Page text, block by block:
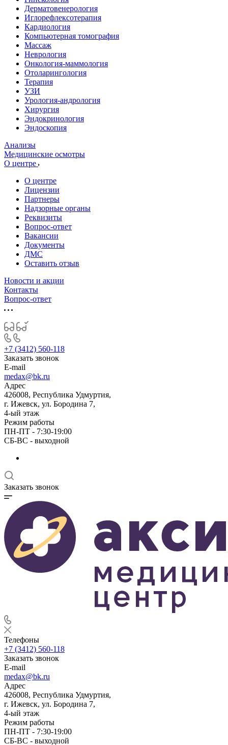
Дерматовенерология
Иглорефлексотерапия
Кардиология
Компьютерная томография
Массаж
Неврология
Онкология-маммология
Отоларингология
Терапия
УЗИ
Урология-андрология
Хирургия
Эндокринология
Эндоскопия
Анализы
Медицинские осмотры
О центре
О центре
Лицензии
Партнеры
Надзорные органы
Реквизиты
Вопрос-ответ
Вакансии
Документы
ДМС
Оставить отзыв
Новости и акции
Контакты
Вопрос-ответ
+7 (3412) 560-118
Заказать звонок
E-mail
medax@bk.ru
Адрес
426008, Республика Удмуртия,
г. Ижевск, ул. Бородина 7,
4-ый этаж
Режим работы
ПН-ПТ - 7:30-19:00
СБ-ВС - выходной
Заказать звонок
Телефоны
+7 (3412) 560-118
Заказать звонок
E-mail
medax@bk.ru
Адрес
426008, Республика Удмуртия,
г. Ижевск, ул. Бородина 7,
4-ый этаж
Режим работы
ПН-ПТ - 7:30-19:00
СБ-ВС - выходной